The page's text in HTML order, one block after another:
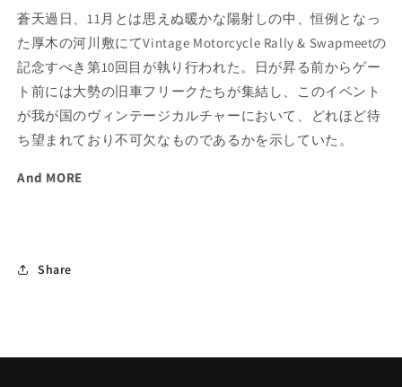
蒼天過日、11月とは思えぬ暖かな陽射しの中、恒例となっ
た厚木の河川敷にてVintage Motorcycle Rally & Swapmeetの
記念すべき第10回目が執り行われた。日が昇る前からゲー
ト前には大勢の旧車フリークたちが集結し、このイベント
が我が国のヴィンテージカルチャーにおいて、どれほど待
ち望まれており不可欠なものであるかを示していた。
And MORE
Share